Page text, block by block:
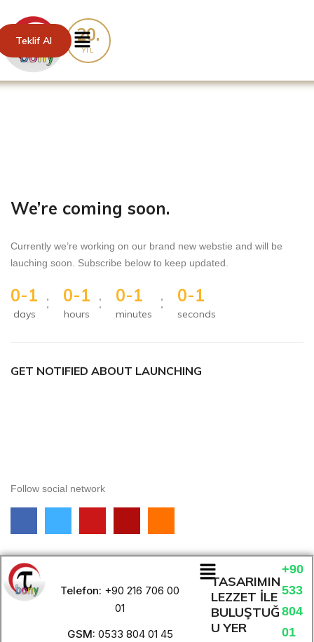
20.
YIL
Teklif Al
We’re coming soon.
Currently we’re working on our brand new webstie and will be
lauching soon. Subscribe below to keep updated.
0-1
days
: 0-1
hours
: 0-1
minutes
: 0-1
seconds
GET NOTIFIED ABOUT LAUNCHING
Follow social network
Telefon: +90 216 706 00
01
GSM: 0533 804 01 45
TASARIMIN
LEZZET İLE
BULUŞTUĞ
U YER
+90
533
804
01